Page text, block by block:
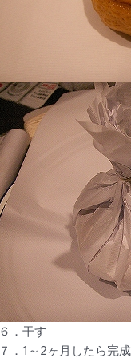
６．干す
７．1～2ヶ月したら完